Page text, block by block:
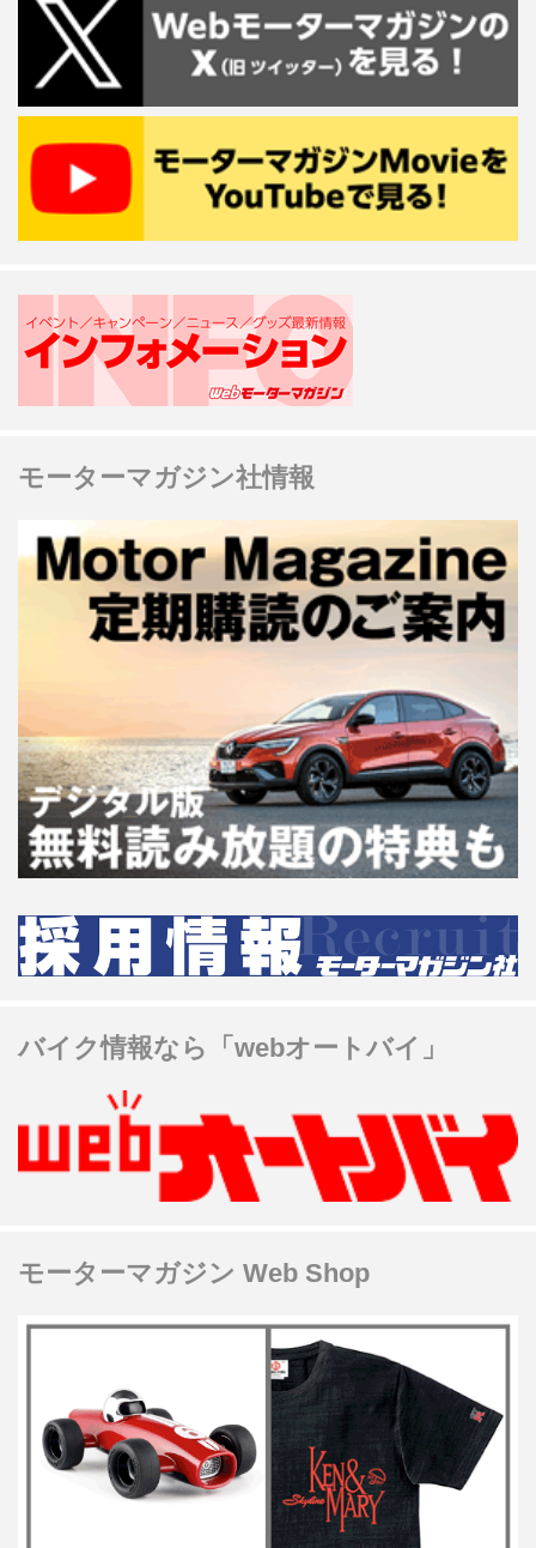
モーターマガジン社情報
バイク情報なら「webオートバイ」
モーターマガジン Web Shop